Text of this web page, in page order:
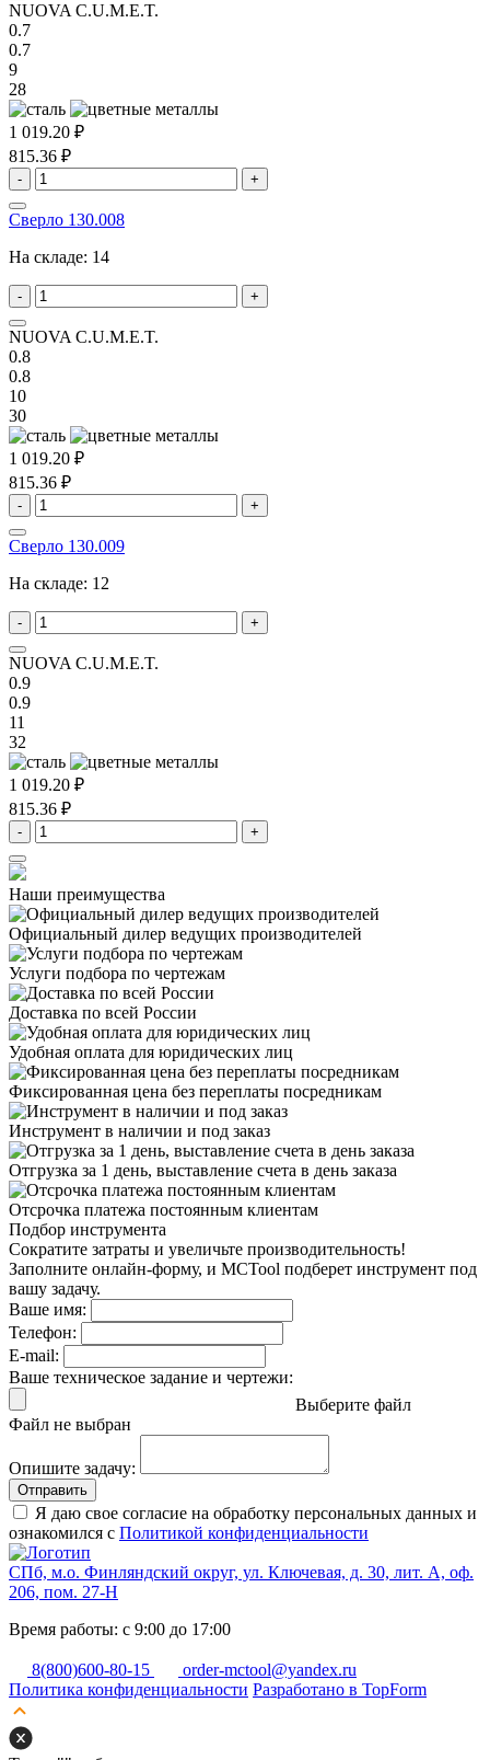
NUOVA C.U.M.E.T.
0.7
0.7
9
28
1 019.20 ₽
815.36 ₽
- +
Сверло 130.008
На складе: 14
- +
NUOVA C.U.M.E.T.
0.8
0.8
10
30
1 019.20 ₽
815.36 ₽
- +
Сверло 130.009
На складе: 12
- +
NUOVA C.U.M.E.T.
0.9
0.9
11
32
1 019.20 ₽
815.36 ₽
- +
Наши преимущества
Официальный дилер ведущих производителей
Услуги подбора по чертежам
Доставка по всей России
Удобная оплата для юридических лиц
Фиксированная цена без переплаты посредникам
Инструмент в наличии и под заказ
Отгрузка за 1 день, выставление счета в день заказа
Отсрочка платежа постоянным клиентам
Подбор инструмента
Сократите затраты и увеличьте производительность!
Заполните онлайн-форму, и MCTool подберет инструмент под
вашу задачу.
Ваше имя:
Телефон:
E-mail:
Ваше техническое задание и чертежи:
Выберите файл
Файл не выбран
Опишите задачу:
Отправить
Я даю свое согласие на обработку персональных данных и
ознакомился с Политикой конфиденциальности
СПб, м.о. Финляндский округ, ул. Ключевая, д. 30, лит. А, оф.
206, пом. 27-Н
Время работы: с 9:00 до 17:00
8(800)600-80-15
order-mctool@yandex.ru
Политика конфиденциальности Разработано в TopForm